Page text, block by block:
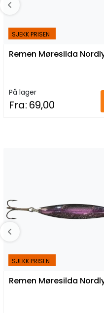
SJEKK PRISEN
Remen Møresilda
På lager
Fra: 69,00
SJEKK PRISEN
Remen Møresilda